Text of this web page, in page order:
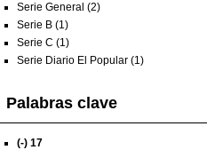
Serie General (2)
Serie B (1)
Serie C (1)
Serie Diario El Popular (1)
Palabras clave
(-) 17